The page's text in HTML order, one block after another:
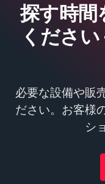
探す時間
くださ
必要な設備や販
ださい。お客様
シ